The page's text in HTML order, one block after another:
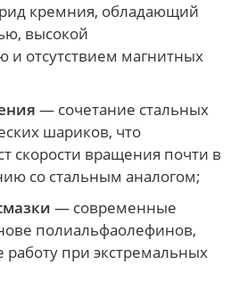
кремния, обладающий
высокой
и отсутствием магнитных
— сочетание стальных
шариков, что
скорости вращения почти в
со стальным аналогом;
— современные
полиальфаолефинов,
при экстремальных